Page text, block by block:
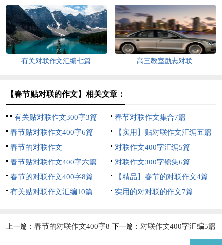
有关对联作文汇编七篇 高三教室励志对联
【春节贴对联的作文】相关文章：
有关贴对联作文300字3篇
春节对联作文集合7篇
春节贴对联作文400字6篇
【实用】贴对联作文汇编五篇
春节的对联作文
对联作文400字汇编5篇
春节贴对联作文400字六篇
对联作文300字锦集6篇
春节的对联作文400字8篇
【精品】春节的对联作文4篇
有关贴对联作文汇编10篇
实用的对对联的作文7篇
上一篇：春节的对联作文400字8 下一篇： 对联作文400字汇编5篇